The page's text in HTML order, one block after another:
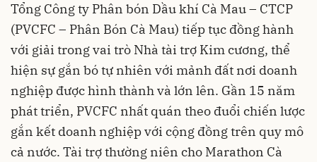
Tổng Công ty Phân bón Dầu khí Cà Mau – CTCP
(PVCFC – Phân Bón Cà Mau) tiếp tục đồng hành
với giải trong vai trò Nhà tài trợ Kim cương, thể
hiện sự gắn bó tự nhiên với mảnh đất nơi doanh
nghiệp được hình thành và lớn lên. Gần 15 năm
phát triển, PVCFC nhất quán theo đuổi chiến lược
gắn kết doanh nghiệp với cộng đồng trên quy mô
cả nước. Tài trợ thường niên cho Marathon Cà